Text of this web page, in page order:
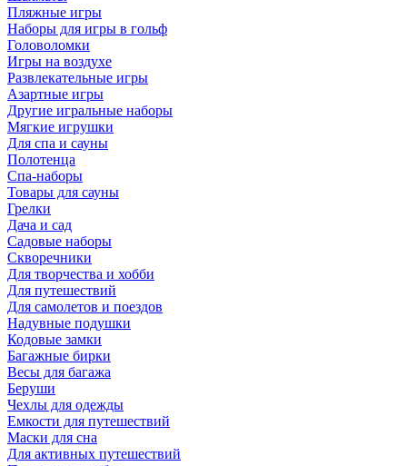
Пляжные игры
Наборы для игры в гольф
Головоломки
Игры на воздухе
Развлекательные игры
Азартные игры
Другие игральные наборы
Мягкие игрушки
Для спа и сауны
Полотенца
Спа-наборы
Товары для сауны
Грелки
Дача и сад
Садовые наборы
Скворечники
Для творчества и хобби
Для путешествий
Для самолетов и поездов
Надувные подушки
Кодовые замки
Багажные бирки
Весы для багажа
Беруши
Чехлы для одежды
Емкости для путешествий
Маски для сна
Для активных путешествий